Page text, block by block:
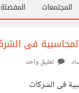
المجتمعات المفضلة
فى
تعليق واحد
فى الشركات